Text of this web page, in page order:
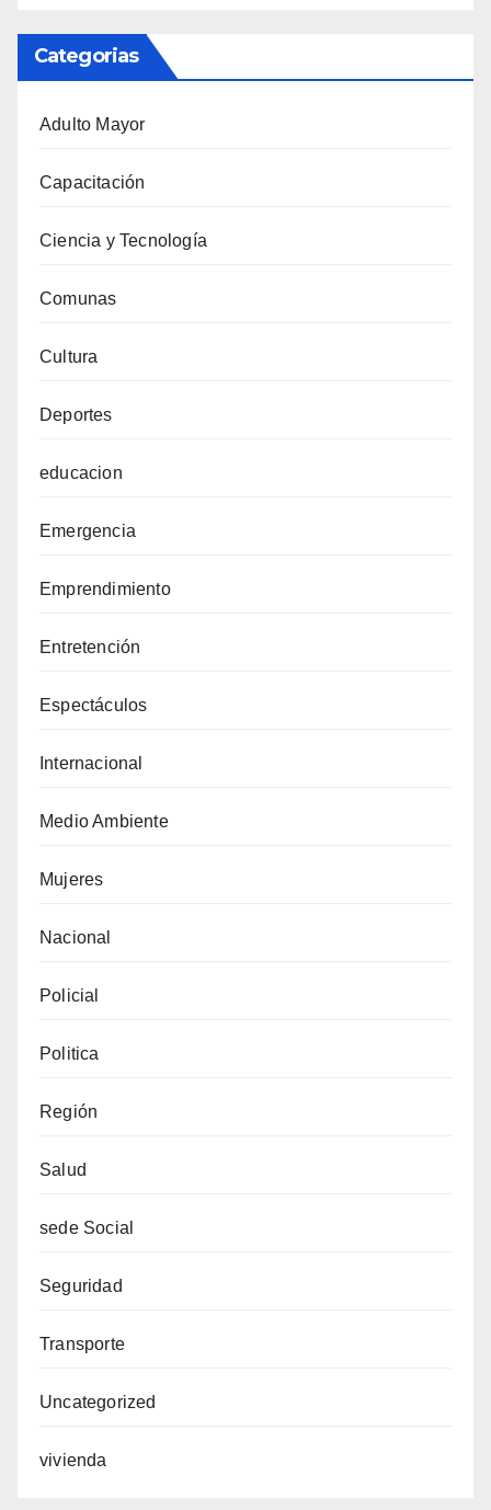
Categorias
Adulto Mayor
Capacitación
Ciencia y Tecnología
Comunas
Cultura
Deportes
educacion
Emergencia
Emprendimiento
Entretención
Espectáculos
Internacional
Medio Ambiente
Mujeres
Nacional
Policial
Politica
Región
Salud
sede Social
Seguridad
Transporte
Uncategorized
vivienda